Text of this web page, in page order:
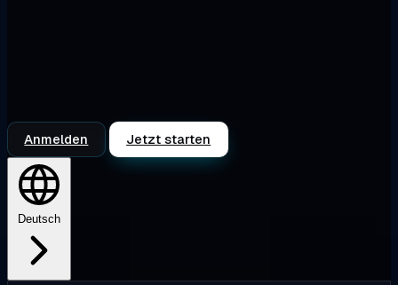
Anmelden Jetzt starten
Deutsch